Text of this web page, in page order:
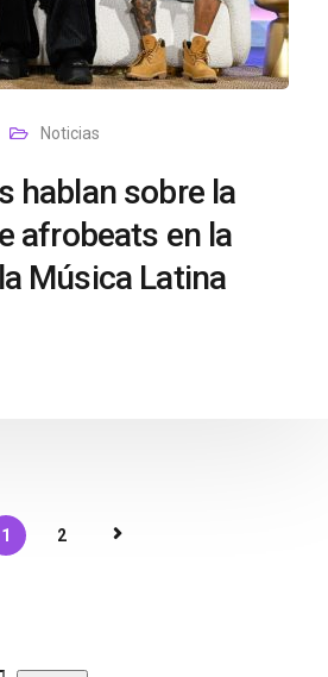
Noticias
hablan sobre la
afrobeats en la
Música Latina
1 2